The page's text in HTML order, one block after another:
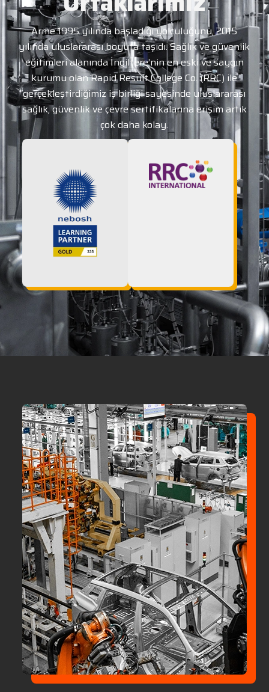
Arme 1995 yılında başladığı yolculuğunu, 2015
yılında uluslararası boyuta taşıdı. Sağlık ve güvenlik
eğitimleri alanında İngiltere’nin en eski ve saygın
kurumu olan Rapid Result College Co. (RRC) ile
gerçekleştirdiğimiz iş birliği sayesinde uluslararası
sağlık, güvenlik ve çevre sertifikalarına erişim artık
çok daha kolay.